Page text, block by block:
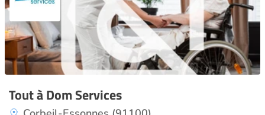
Tout à Dom Services